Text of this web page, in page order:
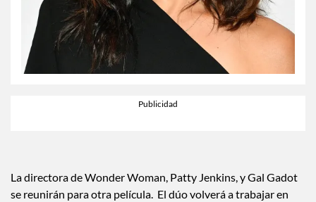
La directora de Wonder Woman, Patty Jenkins, y Gal Gadot
se reunirán para otra película. El dúo volverá a trabajar en